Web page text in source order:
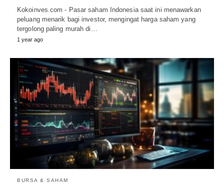
Kokoinves.com - Pasar saham Indonesia saat ini menawarkan
peluang menarik bagi investor, mengingat harga saham yang
tergolong paling murah di…
1 year ago
BURSA & SAHAM